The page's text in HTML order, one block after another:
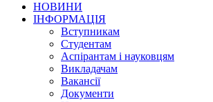
НОВИНИ
ІНФОРМАЦІЯ
Вступникам
Студентам
Аспірантам і науковцям
Викладачам
Вакансії
Документи